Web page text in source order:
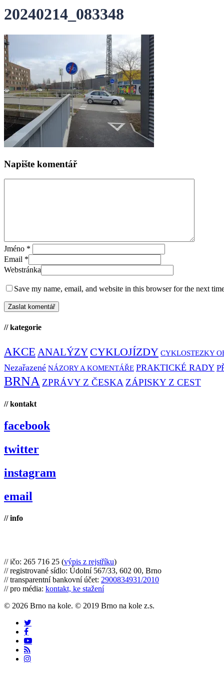
20240214_083348
Napište komentář
Jméno *
Email *
Webstránka
Save my name, email, and website in this browser for the next
// kategorie
AKCE ANALÝZY CYKLOJÍZDY CYKLOSTEZKY
Nezařazené NÁZORY A KOMENTÁŘE PRAKTICKÉ RADY
BRNA ZPRÁVY Z ČESKA ZÁPISKY Z CEST
// kontakt
facebook
twitter
instagram
email
// info
// ičo: 265 716 25 (výpis z rejstříku)
// registrované sídlo: Údolní 567/33, 602 00, Brno
// transparentní bankovní účet: 2900834931/2010
// pro média: kontakt, ke stažení
© 2026 Brno na kole. © 2019 Brno na kole z.s.
twitter
facebook
youtube
RSS
instagram